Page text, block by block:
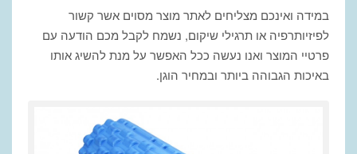
במידה ואינכם מצליחים לאתר מוצר מסוים אשר קשור
לפיזיותרפיה או תרגילי שיקום, נשמח לקבל מכם הודעה עם
פרטיי המוצר ואנו נעשה ככל האפשר על מנת להשיג אותו
באיכות הגבוהה ביותר ובמחיר הוגן.